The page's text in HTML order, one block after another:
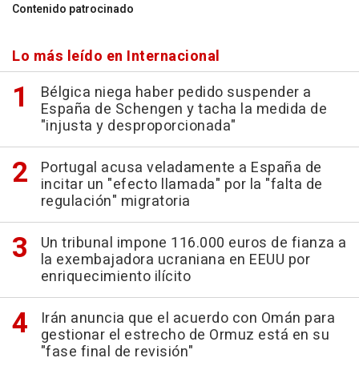
Contenido patrocinado
Lo más leído en Internacional
Bélgica niega haber pedido suspender a
España de Schengen y tacha la medida de
"injusta y desproporcionada"
Portugal acusa veladamente a España de
incitar un "efecto llamada" por la "falta de
regulación" migratoria
Un tribunal impone 116.000 euros de fianza a
la exembajadora ucraniana en EEUU por
enriquecimiento ilícito
Irán anuncia que el acuerdo con Omán para
gestionar el estrecho de Ormuz está en su
"fase final de revisión"